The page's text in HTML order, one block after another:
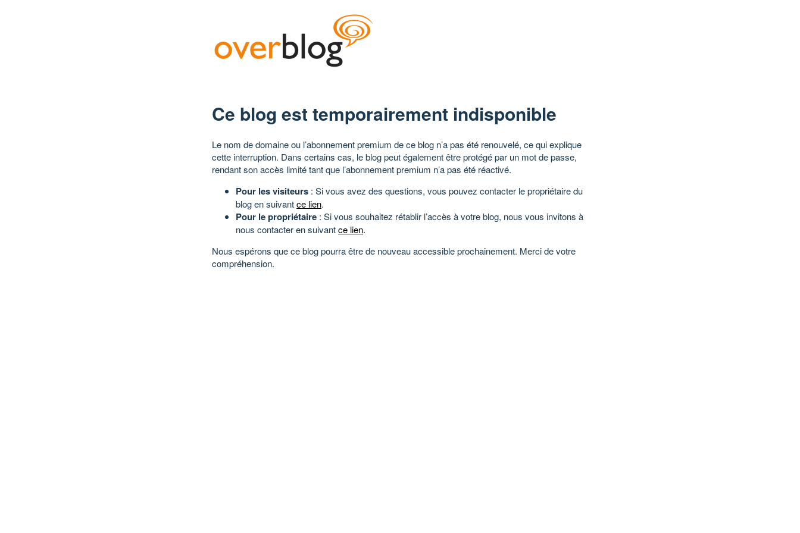
Ce blog est temporairement indisponible
Le nom de domaine ou l’abonnement premium de ce blog n’a pas été renouvelé, ce qui explique
cette interruption. Dans certains cas, le blog peut également être protégé par un mot de passe,
rendant son accès limité tant que l’abonnement premium n’a pas été réactivé.
Pour les visiteurs : Si vous avez des questions, vous pouvez contacter le propriétaire du
blog en suivantce lien.
Pour le propriétaire : Si vous souhaitez rétablir l’accès à votre blog, nous vous invitons à
nous contacter en suivantce lien.
Nous espérons que ce blog pourra être de nouveau accessible prochainement. Merci de votre
compréhension.